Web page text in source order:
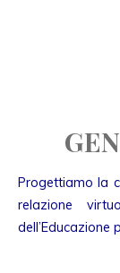
Progettiamo la
relazione
dell’Educazione